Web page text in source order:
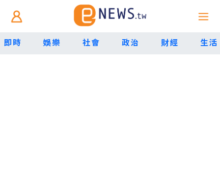
即時 娛樂 社會 政治 財經 生活